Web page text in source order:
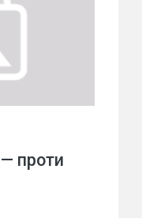
проти